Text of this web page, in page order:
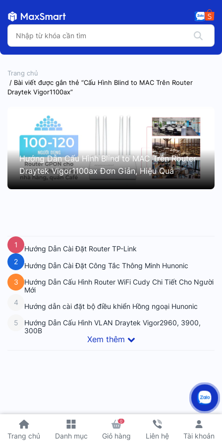
Trang chủ Danh mục
0
Giỏ hàng Liên hệ Tài khoản
Trang chủ
/ Bài viết được gắn thẻ “Cấu Hình Blind to MAC Trên Router
Draytek Vigor1100ax”
Hướng Dẫn Cấu Hình Blind to MAC Trên Router
Draytek Vigor1100ax Đơn Giản, Hiệu Quả
1
Hướng Dẫn Cài Đặt Router TP-Link
2
Hướng Dẫn Cài Đặt Công Tắc Thông Minh Hunonic
3
Hướng Dẫn Cấu Hình Router WiFi Cudy Chi Tiết Cho Người
Mới
4
Hướng dẫn cài đặt bộ điều khiển Hồng ngoại Hunonic
5
Hướng Dẫn Cấu Hình VLAN Draytek Vigor2960, 3900,
300B
Xem thêm